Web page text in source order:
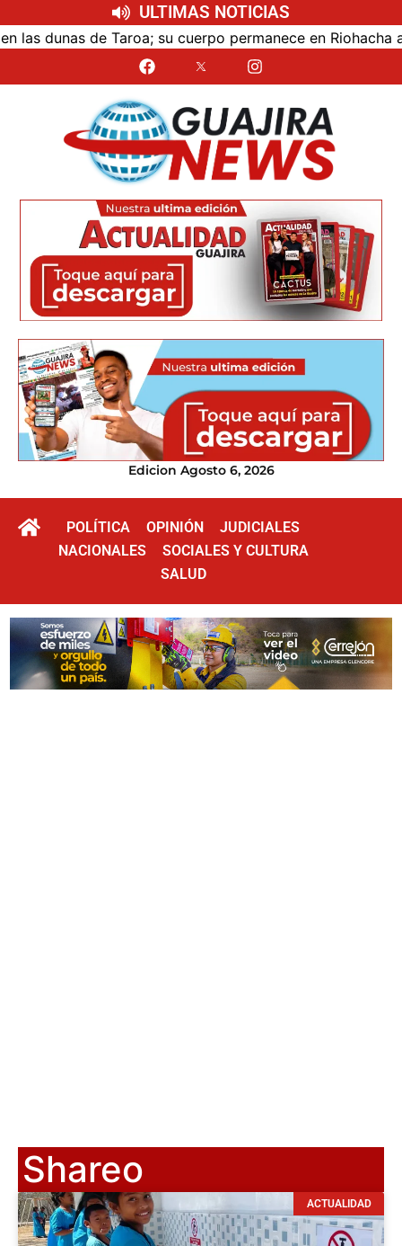
ULTIMAS NOTICIAS
de Taroa; su cuerpo permanece en Riohacha a la
Edicion Agosto 6, 2026
POLÍTICA OPINIÓN
JUDICIALES
NACIONALES
SOCIALES Y CULTURA
SALUD
Shareo
ACTUALIDAD